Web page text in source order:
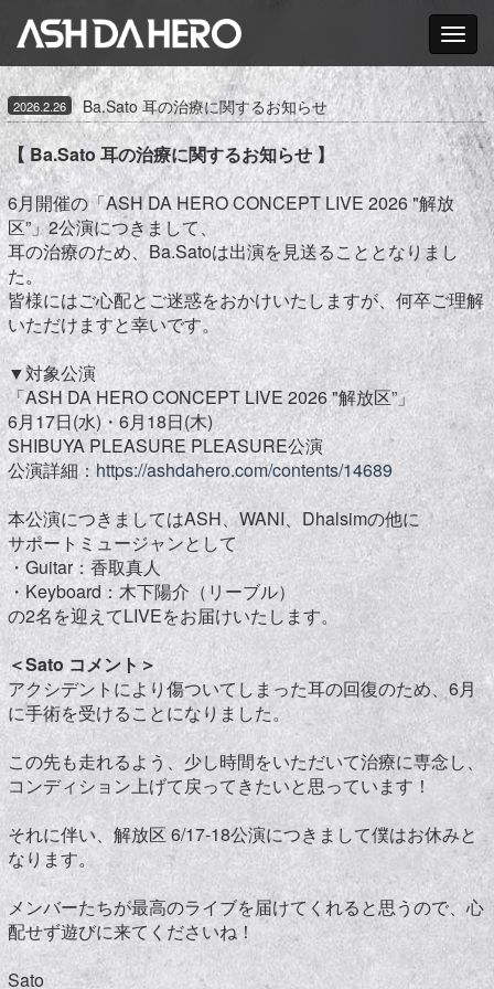
Toggle
2026.2.26 Ba.Sato 耳の治療に関するお知らせ
【 Ba.Sato 耳の治療に関するお知らせ 】
6月開催の「ASH DA HERO CONCEPT LIVE 2026 "解放
区”」2公演につきまして、
耳の治療のため、Ba.Satoは出演を見送ることとなりまし
た。
皆様にはご心配とご迷惑をおかけいたしますが、何卒ご理解
いただけますと幸いです。
▼対象公演
「ASH DA HERO CONCEPT LIVE 2026 "解放区”」
6月17日(水)・6月18日(木)
SHIBUYA PLEASURE PLEASURE公演
公演詳細：https://ashdahero.com/contents/14689
本公演につきましてはASH、WANI、Dhalsimの他に
サポートミュージャンとして
・Guitar：香取真人
・Keyboard：木下陽介（リーブル）
の2名を迎えてLIVEをお届けいたします。
＜Sato コメント＞
アクシデントにより傷ついてしまった耳の回復のため、6月
に手術を受けることになりました。
この先も走れるよう、少し時間をいただいて治療に専念し、
コンディション上げて戻ってきたいと思っています！
それに伴い、解放区 6/17-18公演につきまして僕はお休みと
なります。
メンバーたちが最高のライブを届けてくれると思うので、心
配せず遊びに来てくださいね！
Sato